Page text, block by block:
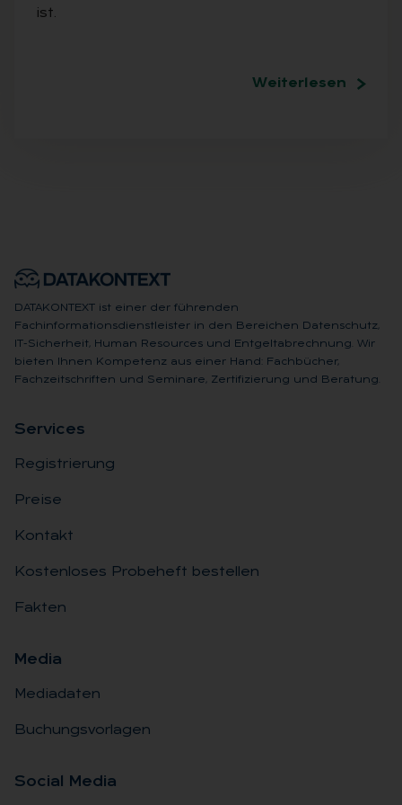
ist.
Weiterlesen
DATAKONTEXT ist einer der führenden
Fachinformationsdienstleister in den Bereichen Datenschutz,
IT-Sicherheit, Human Resources und Entgeltabrechnung. Wir
bieten Ihnen Kompetenz aus einer Hand: Fachbücher,
Fachzeitschriften und Seminare, Zertifizierung und Beratung.
Ser­vices
Registrierung
Preise
Kontakt
Kostenloses Probeheft bestellen
Fakten
Me­dia
Mediadaten
Buchungsvorlagen
So­ci­al Me­dia